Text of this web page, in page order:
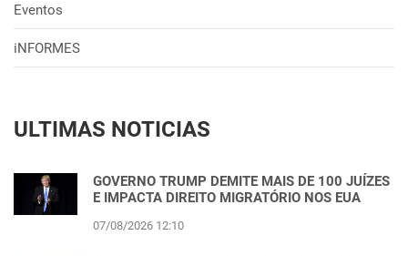
Eventos
iNFORMES
ULTIMAS NOTICIAS
GOVERNO TRUMP DEMITE MAIS DE 100 JUÍZES
E IMPACTA DIREITO MIGRATÓRIO NOS EUA
07/08/2026 12:10